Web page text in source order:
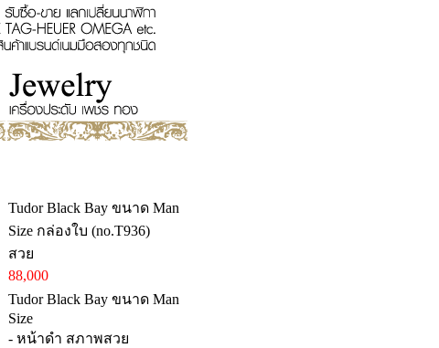
Tudor Black Bay ขนาด Man
Size กล่องใบ (no.T936)
สวย
88,000
Tudor Black Bay ขนาด Man
Size
- หน้าดำ สภาพสวย